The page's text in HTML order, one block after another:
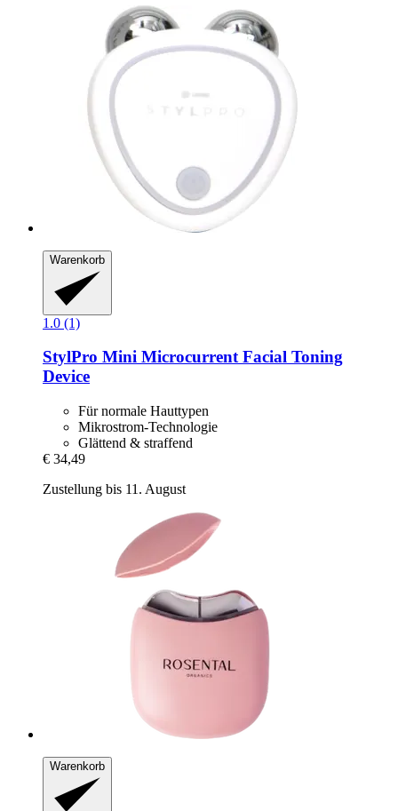
Warenkorb
1.0 (1)
StylPro Mini Microcurrent Facial Toning
Device
Für normale Hauttypen
Mikrostrom-Technologie
Glättend & straffend
€ 34,49
Zustellung bis 11. August
Warenkorb